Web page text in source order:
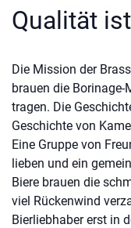
Qualität
Die Mission der
brauen die Borinage-
tragen. Die
Geschichte von
Eine Gruppe von
lieben und ein
Biere brauen die
viel Rückenwind
Bierliebhaber erst in